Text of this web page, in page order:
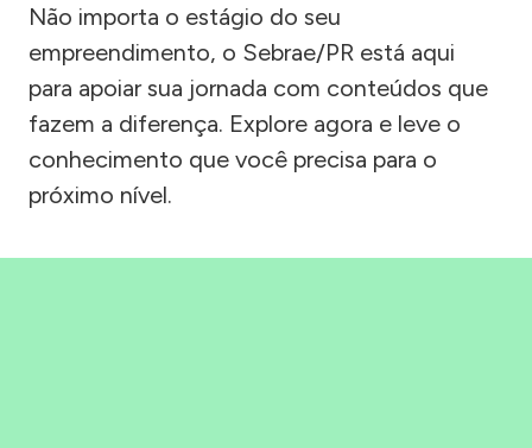
Não importa o estágio do seu
empreendimento, o Sebrae/PR está aqui
para apoiar sua jornada com conteúdos que
fazem a diferença. Explore agora e leve o
conhecimento que você precisa para o
próximo nível.